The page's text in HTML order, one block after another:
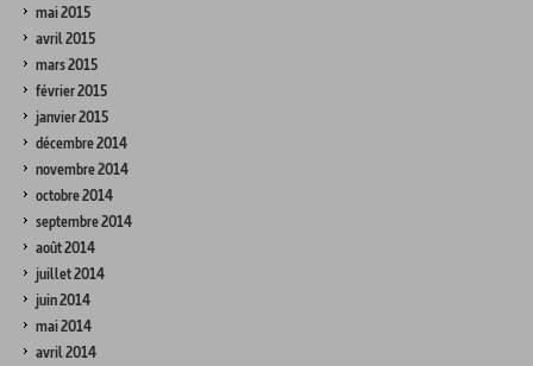
mai 2015
avril 2015
mars 2015
février 2015
janvier 2015
décembre 2014
novembre 2014
octobre 2014
septembre 2014
août 2014
juillet 2014
juin 2014
mai 2014
avril 2014